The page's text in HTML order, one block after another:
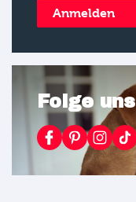
Anmelden
Folge uns